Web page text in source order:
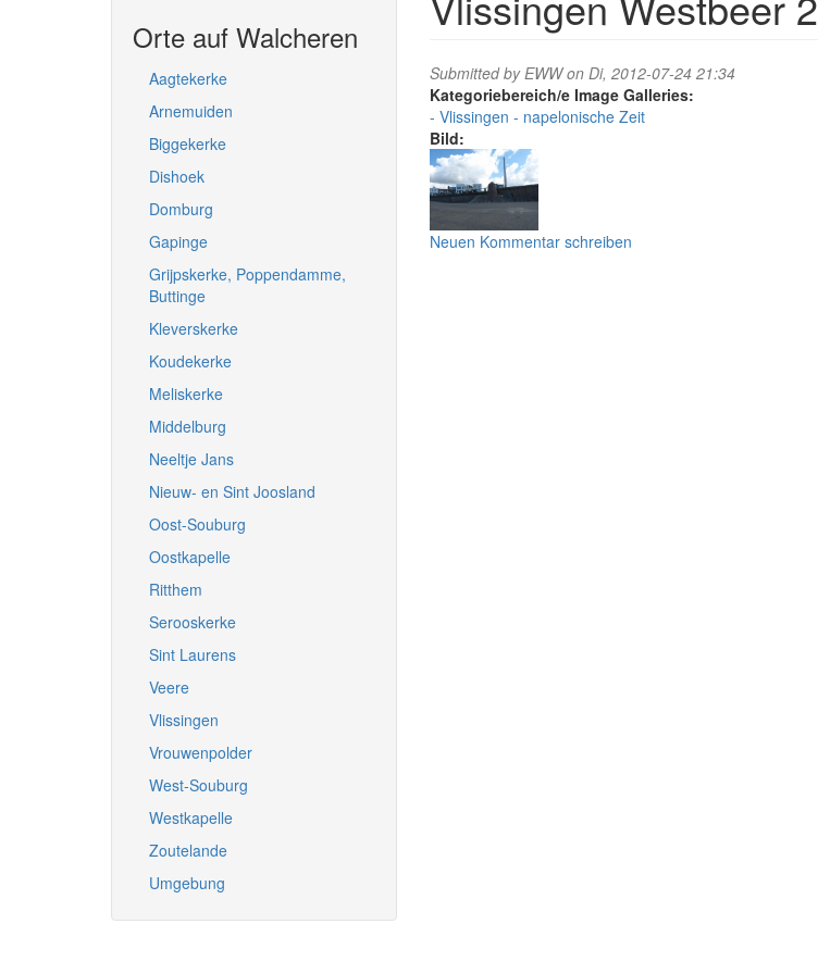
Orte auf Walcheren
Aagtekerke
Arnemuiden
Biggekerke
Dishoek
Domburg
Gapinge
Grijpskerke, Poppendamme,
Buttinge
Kleverskerke
Koudekerke
Meliskerke
Middelburg
Neeltje Jans
Nieuw- en Sint Joosland
Oost-Souburg
Oostkapelle
Ritthem
Serooskerke
Sint Laurens
Veere
Vlissingen
Vrouwenpolder
West-Souburg
Westkapelle
Zoutelande
Umgebung
Submitted byEWWon Di, 2012-07-24 21:34
Image Galleries:
Vlissingen - napelonische Zeit
Bild:
Neuen Kommentar schreiben